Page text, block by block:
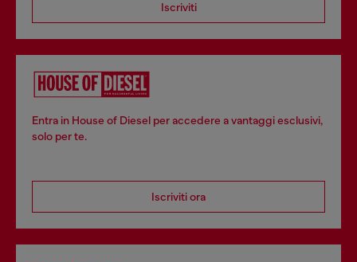
Iscriviti
Entra in House of Diesel per accedere a vantaggi esclusivi,
solo per te.
Iscriviti ora